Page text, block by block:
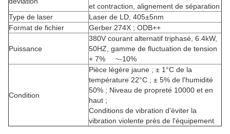
et contraction, alignement de séparation
Type de laser
Laser de LD, 405±5nm
Format de fichier
Gerber 274X ; ODB++
Puissance
380V courant alternatif triphasé, 6.4kW,
50HZ, gamme de fluctuation de tension
+ 7% ~-10%
Condition
Pièce légère jaune ; ± 1°C de la
température 22°C ; ± 5% de l'humidité
50% ; Niveau de propreté 10000 et en
haut ;
Conditions de vibration d'éviter la
vibration violente près de l'équipement